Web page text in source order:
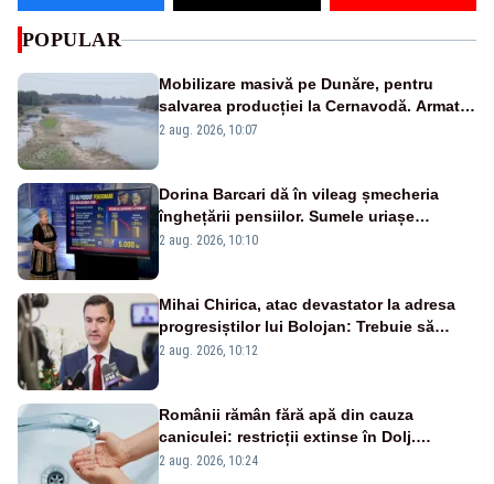
POPULAR
Mobilizare masivă pe Dunăre, pentru
salvarea producției la Cernavodă. Armata
va detona o stâncă și va devia apa
2 aug. 2026, 10:07
Dorina Barcari dă în vileag șmecheria
înghețării pensiilor. Sumele uriașe
pierdute de fiecare român
2 aug. 2026, 10:10
Mihai Chirica, atac devastator la adresa
progresiștilor lui Bolojan: Trebuie să
protejăm și natura, dar nu șținem omaneii
2 aug. 2026, 10:12
Românii rămân fără apă din cauza
caniculei: restricții extinse în Dolj.
Oamenii au „cu program la robinet”
2 aug. 2026, 10:24